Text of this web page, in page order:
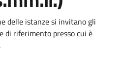
delle istanze si invitano gli
di riferimento presso cui è